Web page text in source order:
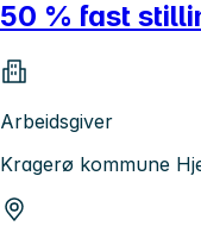
50 % fast
Arbeidsgiver
Kragerø kommune